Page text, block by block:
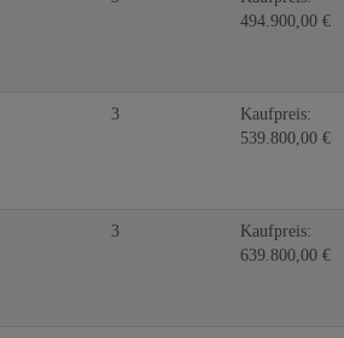
494.900,00 €
3
Kaufpreis:
539.800,00 €
3
Kaufpreis:
639.800,00 €